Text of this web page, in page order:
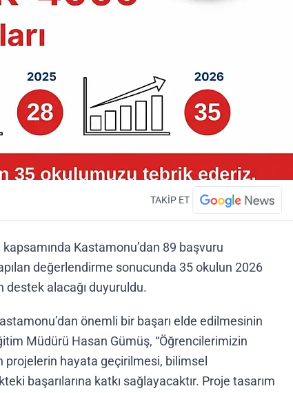
TAKİP ET
Kastamonu’dan 89 başvuru
değerlendirme sonucunda 35 okulun 2026
destek alacağı duyuruldu.
önemli bir başarı elde edilmesinin
Müdürü Hasan Gümüş, “Öğrencilerimizin
hayata geçirilmesi, bilimsel
başarılarına katkı sağlayacaktır. Proje tasarım